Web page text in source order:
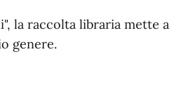
la raccolta libraria mette a
genere.